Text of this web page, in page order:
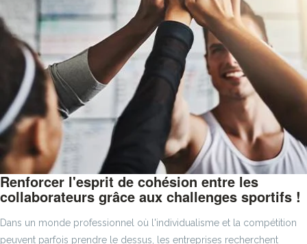
Renforcer l'esprit de cohésion entre les
collaborateurs grâce aux challenges sportifs !
Dans un monde professionnel où l'individualisme et la compétition
peuvent parfois prendre le dessus, les entreprises recherchent